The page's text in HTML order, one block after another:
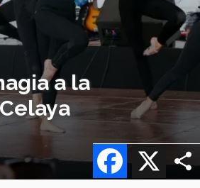
a la
X
Facebook